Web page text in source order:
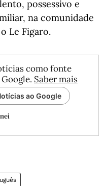
possessivo e
na comunidade
Le Figaro.
como fonte
Saber mais
ao Google